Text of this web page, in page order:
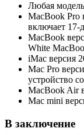
Любая
MacBook Pro
включает
MacBook
White
iMac версия
Mac Pro
устройство
MacBook Air
Mac mini
В заключение